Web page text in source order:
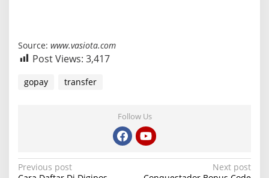
Source: www.vasiota.com
Post Views: 3,417
gopay transfer
Follow Us
P
Previous post
Next post